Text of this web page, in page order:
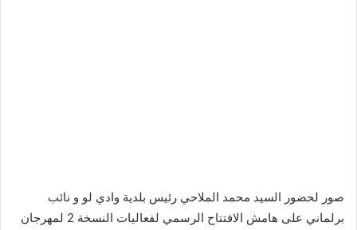
صور لحضور السيد محمد الملاحي رئيس بلدية وادي لو و نائب
برلماني على هامش الافتتاح الرسمي لفعاليات النسخة 2 لمهرجان